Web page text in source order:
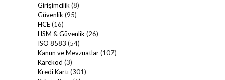
Girişimcilik (8)
Güvenlik (95)
HCE(16)
HSM & Güvenlik (26)
ISO 8583 (54)
Kanun ve Mevzuatlar(107)
Karekod (3)
Kredi Kartı (301)